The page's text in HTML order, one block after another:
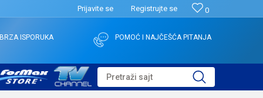
0
Prijavite se Registrujte se
BRZA ISPORUKA POMOĆ I NAJČEŠĆA PITANJA
Pretraži sajt